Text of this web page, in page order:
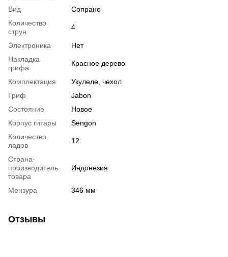
Вид
Сопрано
Количество
струн
4
Электроника
Нет
Накладка
грифа
Красное дерево
Комплектация
Укулеле, чехол
Гриф
Jabon
Состояние
Новое
Корпус гитары
Sengon
Количество
ладов
12
Страна-
производитель
товара
Индонезия
Мензура 346 мм
Отзывы